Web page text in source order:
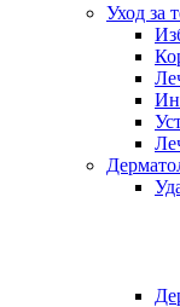
Уход за